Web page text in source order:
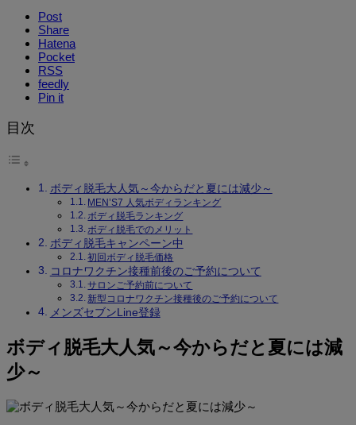
Post
Share
Hatena
Pocket
RSS
feedly
Pin it
目次
ボディ脱毛大人気～今からだと夏には減少～
MEN’S7 人気ボディランキング
ボディ脱毛ランキング
ボディ脱毛でのメリット
ボディ脱毛キャンペーン中
初回ボディ脱毛価格
コロナワクチン接種前後のご予約について
サロンご予約前について
新型コロナワクチン接種後のご予約について
メンズセブンLine登録
ボディ脱毛大人気～今からだと夏には減
少～